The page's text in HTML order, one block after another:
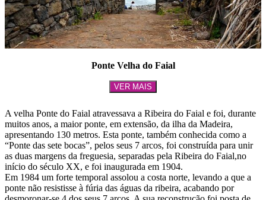
Ponte Velha do Faial
VER MAIS
A velha Ponte do Faial atravessava a Ribeira do Faial e foi, durante
muitos anos, a maior ponte, em extensão, da ilha da Madeira,
apresentando 130 metros. Esta ponte, também conhecida como a
“Ponte das sete bocas”, pelos seus 7 arcos, foi construída para unir
as duas margens da freguesia, separadas pela Ribeira do Faial,no
início do século XX, e foi inaugurada em 1904.
Em 1984 um forte temporal assolou a costa norte, levando a que a
ponte não resistisse à fúria das águas da ribeira, acabando por